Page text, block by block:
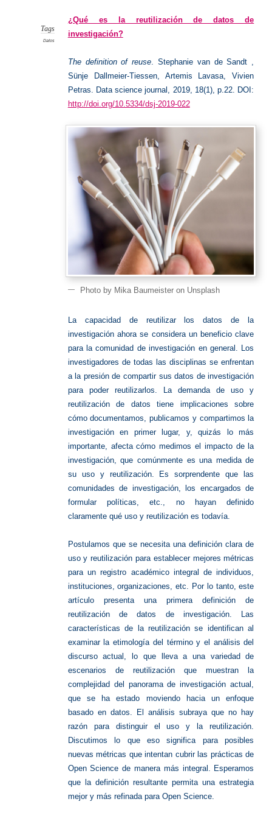
Tags
Datos
¿Qué es la reutilización de datos de
investigación?
The definition of reuse. Stephanie van de Sandt ,
Sünje Dallmeier-Tiessen, Artemis Lavasa, Vivien
Petras. Data science journal, 2019, 18(1), p.22. DOI:
http://doi.org/10.5334/dsj-2019-022
Photo by Mika Baumeister on Unsplash
La capacidad de reutilizar los datos de la
investigación ahora se considera un beneficio clave
para la comunidad de investigación en general. Los
investigadores de todas las disciplinas se enfrentan
a la presión de compartir sus datos de investigación
para poder reutilizarlos. La demanda de uso y
reutilización de datos tiene implicaciones sobre
cómo documentamos, publicamos y compartimos la
investigación en primer lugar, y, quizás lo más
importante, afecta cómo medimos el impacto de la
investigación, que comúnmente es una medida de
su uso y reutilización. Es sorprendente que las
comunidades de investigación, los encargados de
formular políticas, etc., no hayan definido
claramente qué uso y reutilización es todavía.
Postulamos que se necesita una definición clara de
uso y reutilización para establecer mejores métricas
para un registro académico integral de individuos,
instituciones, organizaciones, etc. Por lo tanto, este
artículo presenta una primera definición de
reutilización de datos de investigación. Las
características de la reutilización se identifican al
examinar la etimología del término y el análisis del
discurso actual, lo que lleva a una variedad de
escenarios de reutilización que muestran la
complejidad del panorama de investigación actual,
que se ha estado moviendo hacia un enfoque
basado en datos. El análisis subraya que no hay
razón para distinguir el uso y la reutilización.
Discutimos lo que eso significa para posibles
nuevas métricas que intentan cubrir las prácticas de
Open Science de manera más integral. Esperamos
que la definición resultante permita una estrategia
mejor y más refinada para Open Science.